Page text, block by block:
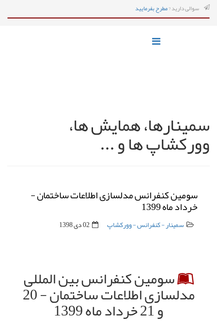
سوالی دارید ?مطرح بفرمایید
سمینارها، همایش ها،
وورکشاپ ها و ...
سومین کنفرانس مدلسازی اطلاعات ساختمان -
خرداد ماه 1399
سمینار - کنفرانس - وورکشاپ 02 دی 1398
سومین کنفرانس بین المللی
مدلسازی اطلاعات ساختمان - 20
و 21 خرداد ماه 1399